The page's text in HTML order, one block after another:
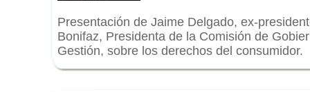
Presentación de Jaime Delgado, ex-
Bonifaz, Presidenta de la Comisión de
Gestión, sobre los derechos del consumidor.